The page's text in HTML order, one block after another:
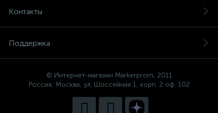
Контакты
Поддержка
© Интернет-магазин Markerprom, 2011
Россия, Москва, ул. Шоссейная 1, корп. 2 оф. 102